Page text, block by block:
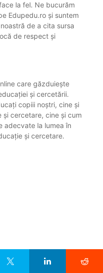
la fel. Ne bucurăm
Edupedu.ro și suntem
de a cita sursa
de respect și
care găzduiește
și cercetării.
copiii noștri, cine și
cercetare, cine și cum
adecvate la lumea în
și cercetare.
de date